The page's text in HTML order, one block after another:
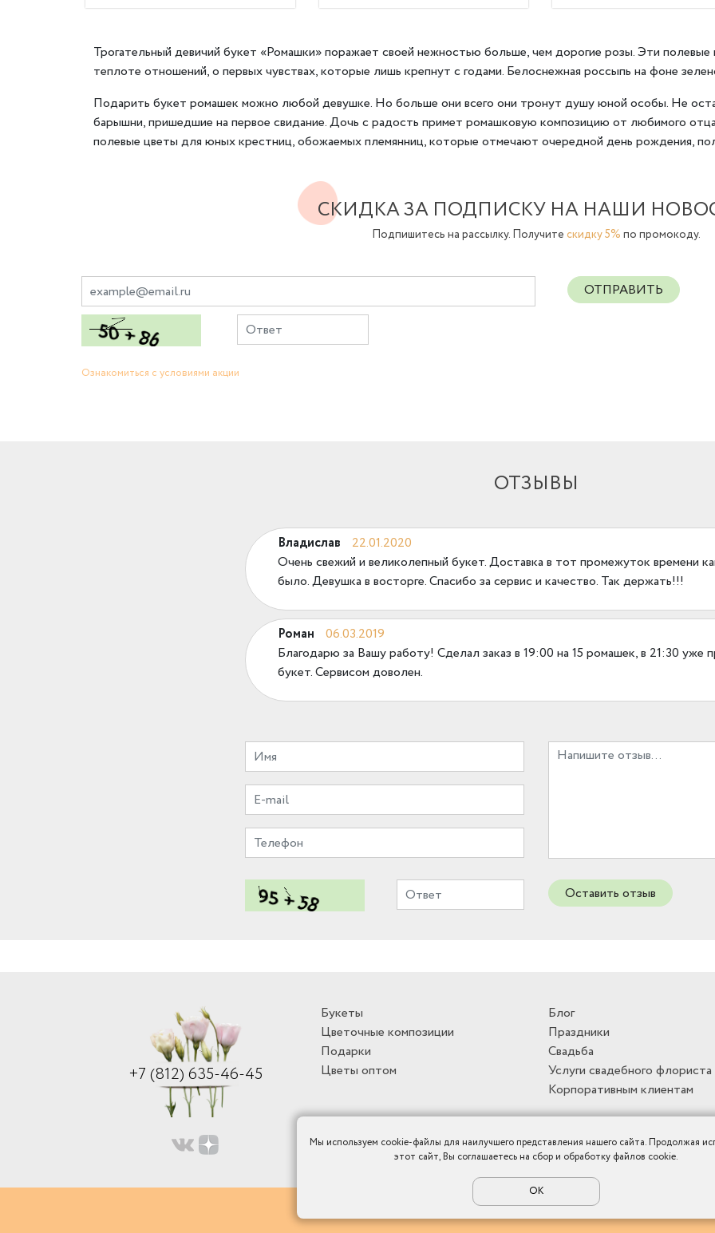
Трогательный девичий букет «Ромашки» поражает своей нежностью больше, чем дорогие розы. Эти
теплоте отношений, о первых чувствах, которые лишь крепнут с годами. Белоснежная россыпь на фоне
Подарить букет ромашек можно любой девушке. Но больше они всего они тронут душу юной особы. Не
барышни, пришедшие на первое свидание. Дочь с радость примет ромашковую композицию от любимого
полевые цветы для юных крестниц, обожаемых племянниц, которые отмечают очередной день рождения,
СКИДКА ЗА ПОДПИСКУ НА НАШИ
Подпишитесь на рассылку. Получите скидку 5% по промокоду.
ОТПРАВИТЬ
Ознакомиться с условиями акции
ОТЗЫВЫ
Владислав
22.01.2020
Очень свежий и великолепный букет. Доставка в тот промежуток времени
было. Девушка в восторге. Спасибо за сервис и качество. Так держать!!!
Роман
06.03.2019
Благодарю за Вашу работу! Сделал заказ в 19:00 на 15 ромашек, в 21:30 уже
букет. Сервисом доволен.
Оставить отзыв
+7 (812) 635-46-45
Букеты
Цветочные композиции
Подарки
Цветы оптом
Блог
Праздники
Свадьба
Услуги свадебного флориста
Корпоративным клиентам
Мы используем cookie-файлы для наилучшего представления нашего сайта. Продолжая
этот сайт, Вы соглашаетесь на сбор и обработку файлов cookie.
ОК